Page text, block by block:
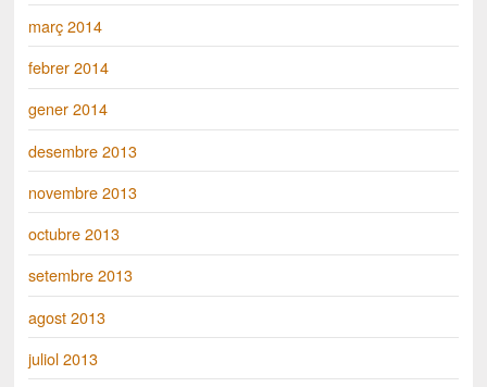
març 2014
febrer 2014
gener 2014
desembre 2013
novembre 2013
octubre 2013
setembre 2013
agost 2013
juliol 2013